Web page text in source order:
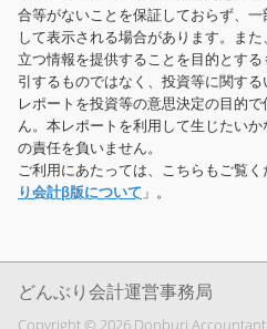
合等がないことを保証しておらず、
して表示される場合があります。ま
立つ情報を提供することを目的とす
引するものではなく、投資等に関す
レポートを投資等の意思決定の目的
ん。本レポートを利用して生じたい
の責任を負いません。
ご利用にあたっては、こちらもご覧く
り会計β版について 」。
どんぶり会計運営事務局
Copyright © 2026 Donburi